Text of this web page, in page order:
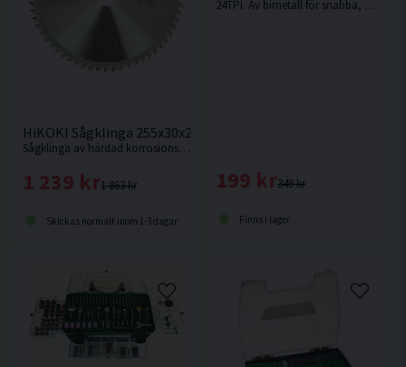
HiKOKI Sågklinga 255x30x2,4mm 80T (ALU)
Sågklinga av härdad korrosionsbeständigt stål för kapning utav aluminiumsmaterialer.
1 863 kr
1 239 kr
Skickas normalt inom 1-3 dagar
24TPI. Av bimetall för snabba, medelgrova till grova snitt i t.ex. hårt och mjukt trä, metall, legeringar etc.
349 kr
199 kr
Finns i lager